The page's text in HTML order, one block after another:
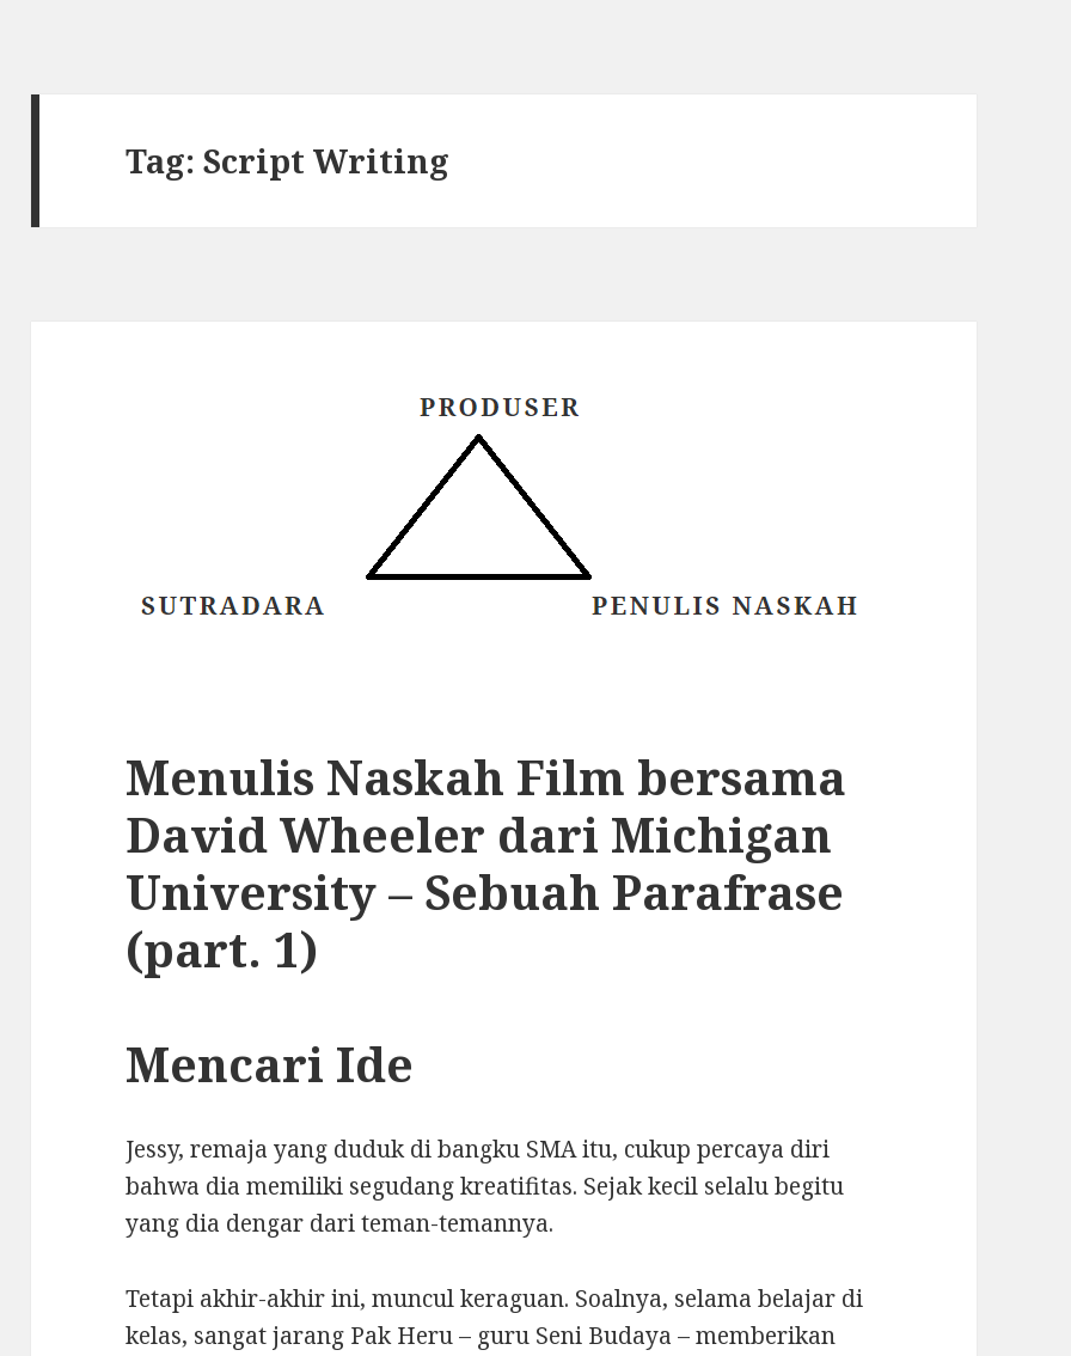
Tag: Script Writing
Menulis Naskah Film bersama
David Wheeler dari Michigan
University – Sebuah Parafrase
(part. 1)
Mencari Ide
Jessy, remaja yang duduk di bangku SMA itu, cukup percaya diri
bahwa dia memiliki segudang kreatifitas. Sejak kecil selalu begitu
yang dia dengar dari teman-temannya.
Tetapi akhir-akhir ini, muncul keraguan. Soalnya, selama belajar di
kelas, sangat jarang Pak Heru – guru Seni Budaya – memberikan